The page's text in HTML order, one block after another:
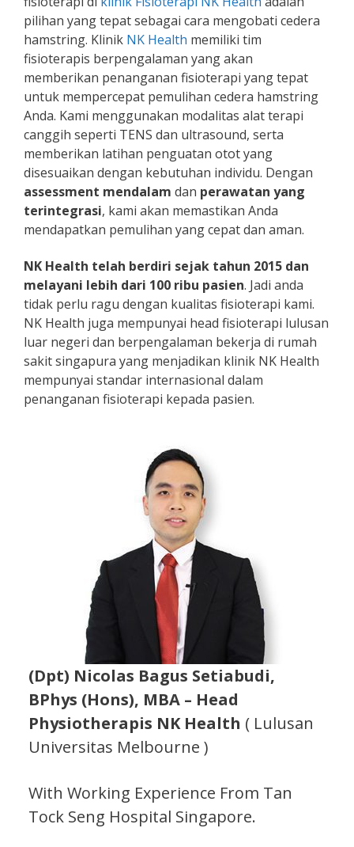
pilihan yang tepat sebagai cara mengobati cedera
hamstring​. Klinik NK Health memiliki tim
fisioterapis berpengalaman yang akan
memberikan penanganan fisioterapi yang tepat
untuk mempercepat pemulihan cedera hamstring
Anda. Kami menggunakan modalitas alat terapi
canggih seperti TENS dan ultrasound, serta
memberikan latihan penguatan otot yang
disesuaikan dengan kebutuhan individu. Dengan
assessment mendalam dan perawatan yang
terintegrasi, kami akan memastikan Anda
mendapatkan pemulihan yang cepat dan aman.
NK Health telah berdiri sejak tahun 2015 dan
melayani lebih dari 100 ribu pasien. Jadi anda
tidak perlu ragu dengan kualitas fisioterapi kami.
NK Health juga mempunyai head fisioterapi lulusan
luar negeri dan berpengalaman bekerja di rumah
sakit singapura yang menjadikan klinik NK Health
mempunyai standar internasional dalam
penanganan fisioterapi kepada pasien.
(Dpt) Nicolas Bagus Setiabudi,
BPhys (Hons), MBA – Head
Physiotherapis NK Health ( Lulusan
Universitas Melbourne )
With Working Experience From Tan
Tock Seng Hospital Singapore.